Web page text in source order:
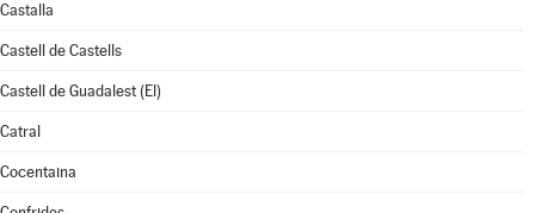
Castalla
Castell de Castells
Castell de Guadalest (El)
Catral
Cocentaina